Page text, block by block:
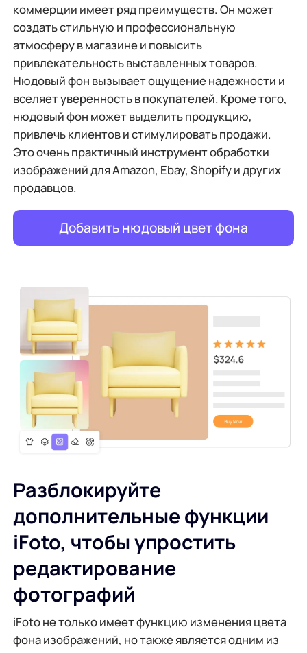
коммерции имеет ряд преимуществ. Он может
создать стильную и профессиональную
атмосферу в магазине и повысить
привлекательность выставленных товаров.
Нюдовый фон вызывает ощущение надежности и
вселяет уверенность в покупателей. Кроме того,
нюдовый фон может выделить продукцию,
привлечь клиентов и стимулировать продажи.
Это очень практичный инструмент обработки
изображений для Amazon, Ebay, Shopify и других
продавцов.
Добавить нюдовый цвет фона
Разблокируйте
дополнительные функции
iFoto, чтобы упростить
редактирование
фотографий
iFoto не только имеет функцию изменения цвета
фона изображений, но также является одним из